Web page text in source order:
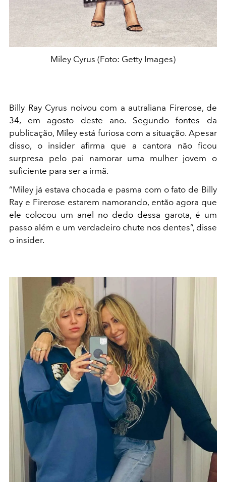
Miley Cyrus (Foto: Getty Images)
Billy Ray Cyrus noivou com a autraliana Firerose, de
34, em agosto deste ano. Segundo fontes da
publicação, Miley está furiosa com a situação. Apesar
disso, o insider afirma que a cantora não ficou
surpresa pelo pai namorar uma mulher jovem o
suficiente para ser a irmã.
“Miley já estava chocada e pasma com o fato de Billy
Ray e Firerose estarem namorando, então agora que
ele colocou um anel no dedo dessa garota, é um
passo além e um verdadeiro chute nos dentes”, disse
o insider.